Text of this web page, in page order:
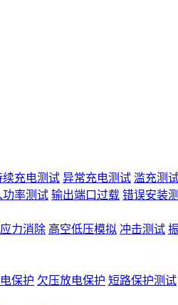
续充电测试 异常充电测试 滥充测
功率测试 输出端口过载 错误安装
力消除 高空低压模拟 冲击测试
保护 欠压放电保护 短路保护测试